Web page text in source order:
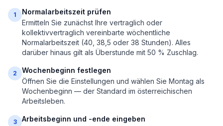
1
Normalarbeitszeit prüfen
Ermitteln Sie zunächst Ihre vertraglich oder
kollektivvertraglich vereinbarte wöchentliche
Normalarbeitszeit (40, 38,5 oder 38 Stunden). Alles
darüber hinaus gilt als Überstunde mit 50 % Zuschlag.
2
Wochenbeginn festlegen
Öffnen Sie die Einstellungen und wählen Sie Montag als
Wochenbeginn — der Standard im österreichischen
Arbeitsleben.
3
Arbeitsbeginn und -ende eingeben